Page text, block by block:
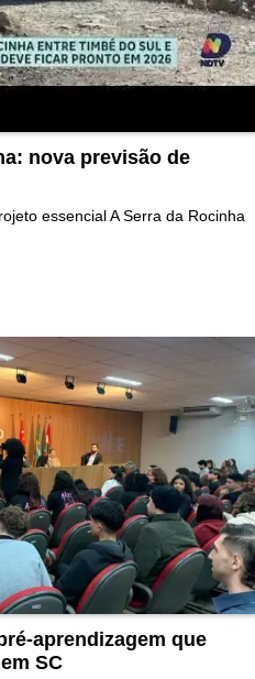
nova previsão de
essencial A Serra da Rocinha
aprendizagem que
SC